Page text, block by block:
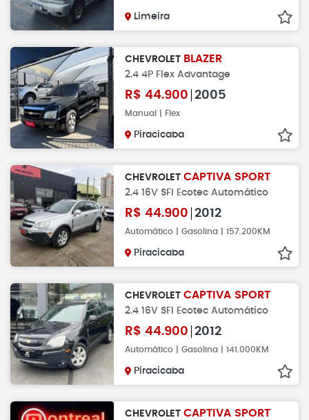
Limeira
CHEVROLET BLAZER
2.4 4P Flex Advantage
R$ 44.900 2005
Manual | Flex
Piracicaba
CHEVROLET CAPTIVA SPORT
2.4 16V SFI Ecotec Automático
R$ 44.900 2012
Automático | Gasolina | 157.200KM
Piracicaba
CHEVROLET CAPTIVA SPORT
2.4 16V SFI Ecotec Automático
R$ 44.900 2012
Automático | Gasolina | 141.000KM
Piracicaba
CHEVROLET CAPTIVA SPORT